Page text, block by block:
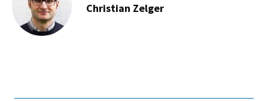
Christian Zelger